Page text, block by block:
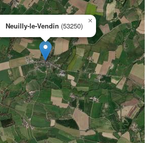
Neuilly-le-Vendin (53250)
×